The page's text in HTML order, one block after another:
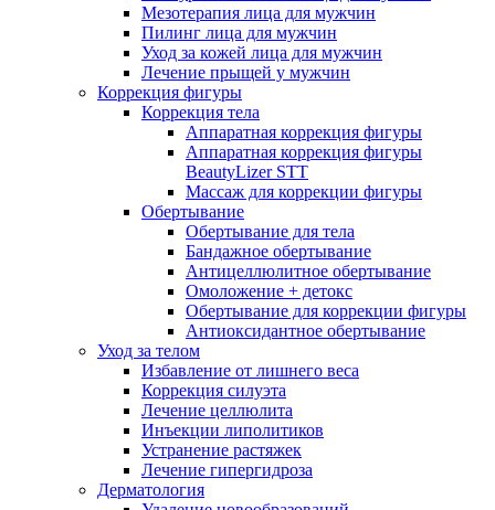
Мезотерапия лица для мужчин
Пилинг лица для мужчин
Уход за кожей лица для мужчин
Лечение прыщей у мужчин
Коррекция фигуры
Коррекция тела
Аппаратная коррекция фигуры
Аппаратная коррекция фигуры
BeautyLizer STT
Массаж для коррекции фигуры
Обертывание
Обертывание для тела
Бандажное обертывание
Антицеллюлитное обертывание
Омоложение + детокс
Обертывание для коррекции фигуры
Антиоксидантное обертывание
Уход за телом
Избавление от лишнего веса
Коррекция силуэта
Лечение целлюлита
Инъекции липолитиков
Устранение растяжек
Лечение гипергидроза
Дерматология